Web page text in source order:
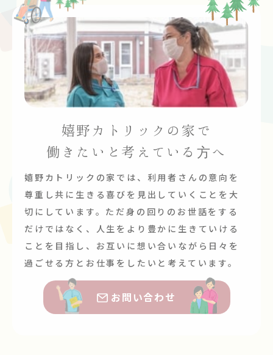
嬉野カトリックの家で
働きたいと考えている方へ
嬉野カトリックの家では、利用者さんの意向を
尊重し共に生きる喜びを見出していくことを大
切にしています。ただ身の回りのお世話をする
だけではなく、人生をより豊かに生きていける
ことを目指し、お互いに想い合いながら日々を
過ごせる方とお仕事をしたいと考えています。
お問い合わせ